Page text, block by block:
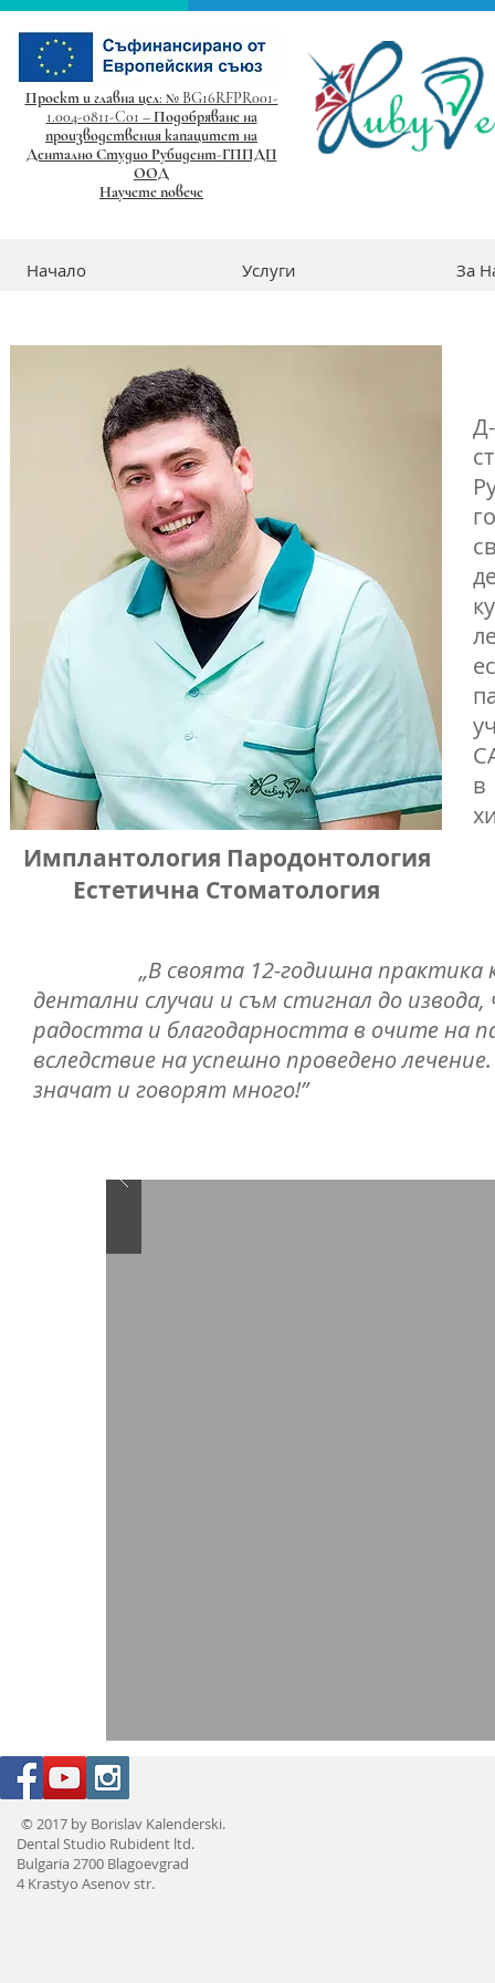
Проект и главна цел: № BG16RFPR001-
1.004-0811-C01 – Подобряване на
производствения капацитет на
Дентално Студио Рубидент-ГППДП
ООД
Научете повече
Начало Услуги За
в
Имплантология Пародонтология
Естетична Стоматология
„В своята 12-годишна
дентални случаи и съм стигнал до
радостта и благодарността в очите на
вследствие на успешно проведено
значат и говорят много!”
© 2017 by Borislav Kalenderski.
Dental Studio Rubident ltd.
Bulgaria 2700 Blagoevgrad
4 Krastyo Asenov str.